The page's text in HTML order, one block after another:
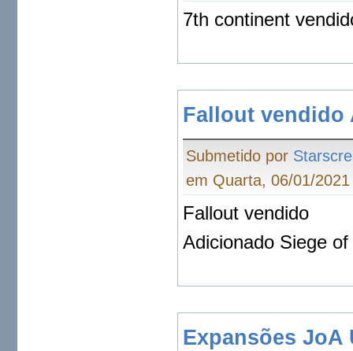
7th continent
Fallout vendido
Submetido por
em Quarta, 06/01/
Fallout vendido
Adicionado Siege
Expansões JoA